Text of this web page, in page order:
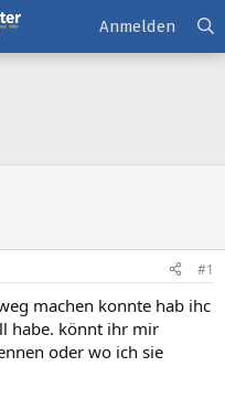
Anmelden
#1
machen konnte hab ihc
habe. könnt ihr mir
oder wo ich sie